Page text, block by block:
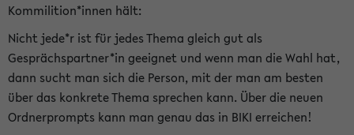
Kommilition*innen hält:
Nicht jede*r ist für jedes Thema gleich gut als
Gesprächspartner*in geeignet und wenn man die Wahl hat,
dann sucht man sich die Person, mit der man am besten
über das konkrete Thema sprechen kann. Über die neuen
Ordnerprompts kann man genau das in BIKI erreichen!